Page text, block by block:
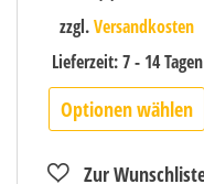
zzgl.Versandkosten
Lieferzeit:7 - 14 Tagen
Optionen wählen